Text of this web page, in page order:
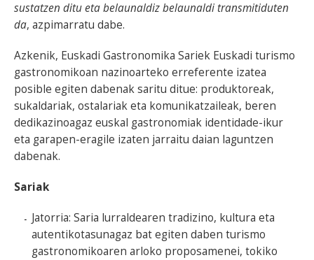
sustatzen ditu eta belaunaldiz belaunaldi transmitiduten
da, azpimarratu dabe.
Azkenik, Euskadi Gastronomika Sariek Euskadi turismo
gastronomikoan nazinoarteko erreferente izatea
posible egiten dabenak saritu ditue: produktoreak,
sukaldariak, ostalariak eta komunikatzaileak, beren
dedikazinoagaz euskal gastronomiak identidade-ikur
eta garapen-eragile izaten jarraitu daian laguntzen
dabenak.
Sariak
Jatorria: Saria lurraldearen tradizino, kultura eta
autentikotasunagaz bat egiten daben turismo
gastronomikoaren arloko proposamenei, tokiko